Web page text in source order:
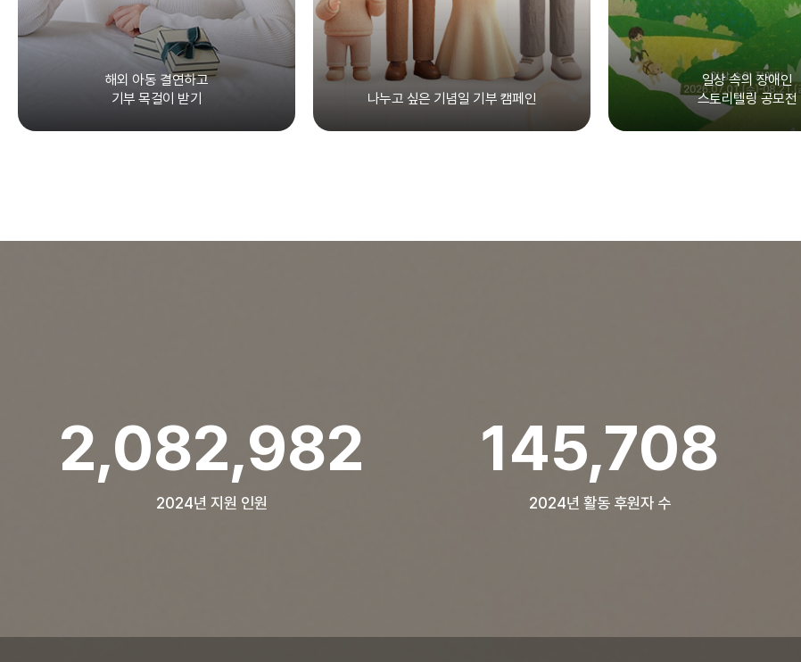
해외 아동 결연하고
기부 목걸이 받기
나누고 싶은 기념일 기부 캠페인
일상 속의 장애인
스토리텔링 공모전
2,853,351
2024년 지원 인원
199,566
2024년 활동 후원자 수